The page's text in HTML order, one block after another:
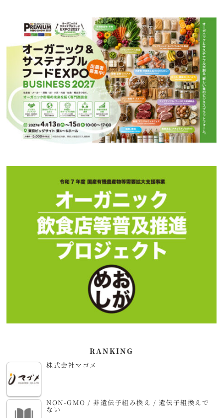
RANKING
株式会社マゴメ
NON-GMO / 非遺伝子組み換え / 遺伝子組換えで
ない